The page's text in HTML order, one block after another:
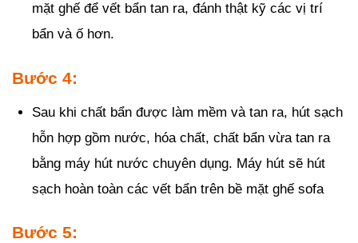
mặt ghế để vết bẩn tan ra, đánh thật kỹ các vị trí
bẩn và ố hơn.
Bước 4:
Sau khi chất bẩn được làm mềm và tan ra, hút sạch
hỗn hợp gồm nước, hóa chất, chất bẩn vừa tan ra
bằng máy hút nước chuyên dụng. Máy hút sẽ hút
sạch hoàn toàn các vết bẩn trên bề mặt ghế sofa
Bước 5: